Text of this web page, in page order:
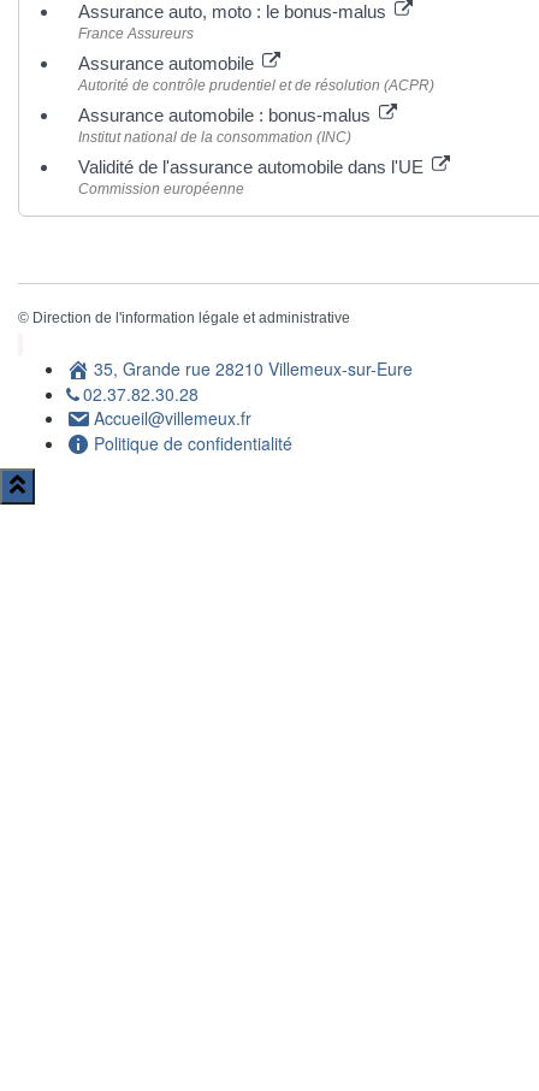
Assurance auto, moto : le bonus-malus
France Assureurs
Assurance automobile
Autorité de contrôle prudentiel et de résolution (ACPR)
Assurance automobile : bonus-malus
Institut national de la consommation (INC)
Validité de l'assurance automobile dans l'UE
Commission européenne
© Direction de l'information légale et administrative
35, Grande rue 28210 Villemeux-sur-Eure
02.37.82.30.28
Accueil@villemeux.fr
Politique de confidentialité